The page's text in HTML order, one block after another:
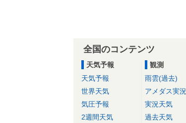
全国のコンテンツ
天気予報
天気予報
世界天気
気圧予報
2週間天気
観測
雨雲(過去)
アメダス実況
実況天気
過去天気